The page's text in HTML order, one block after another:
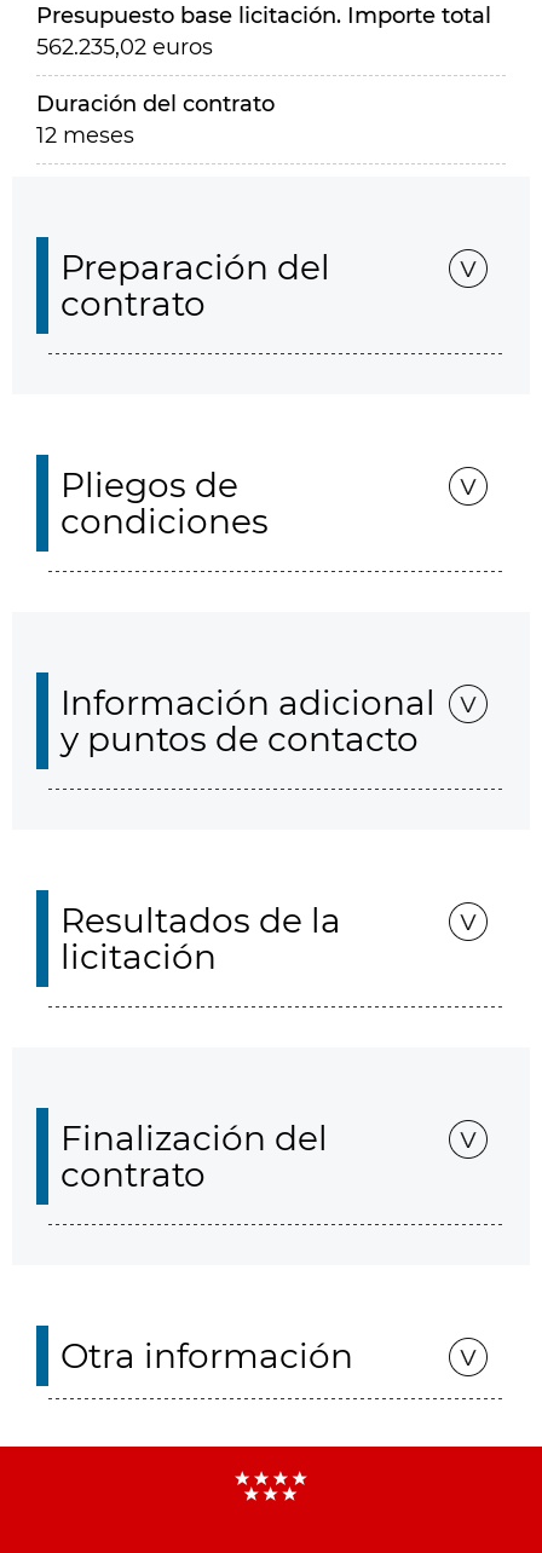
Presupuesto base licitación. Importe total
562.235,02 euros
Duración del contrato
12 meses
Preparación del
contrato
Pliegos de
condiciones
Información adicional
y puntos de contacto
Resultados de la
licitación
Finalización del
contrato
Otra información